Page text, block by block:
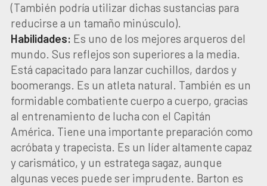
(También podría utilizar dichas sustancias para
reducirse a un tamaño minúsculo).
Habilidades: Es uno de los mejores arqueros del
mundo. Sus reflejos son superiores a la media.
Está capacitado para lanzar cuchillos, dardos y
boomerangs. Es un atleta natural. También es un
formidable combatiente cuerpo a cuerpo, gracias
al entrenamiento de lucha con el Capitán
América. Tiene una importante preparación como
acróbata y trapecista. Es un líder altamente capaz
y carismático, y un estratega sagaz, aunque
algunas veces puede ser imprudente. Barton es